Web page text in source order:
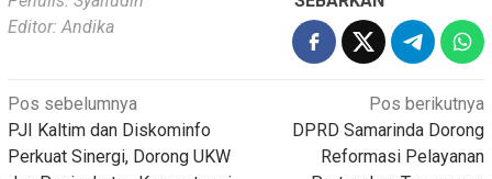
Editor: Andika
Navigasi
pos
Pos sebelumnya
PJI Kaltim dan Diskominfo
Perkuat Sinergi, Dorong UKW
Pos berikutnya
DPRD Samarinda Dorong
Reformasi Pelayanan